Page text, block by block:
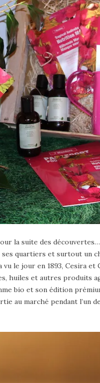
la suite des
quartiers et surtout un
le jour en 1893, Cesira
huiles et autres produits
bio et son édition
au marché pendant l’un